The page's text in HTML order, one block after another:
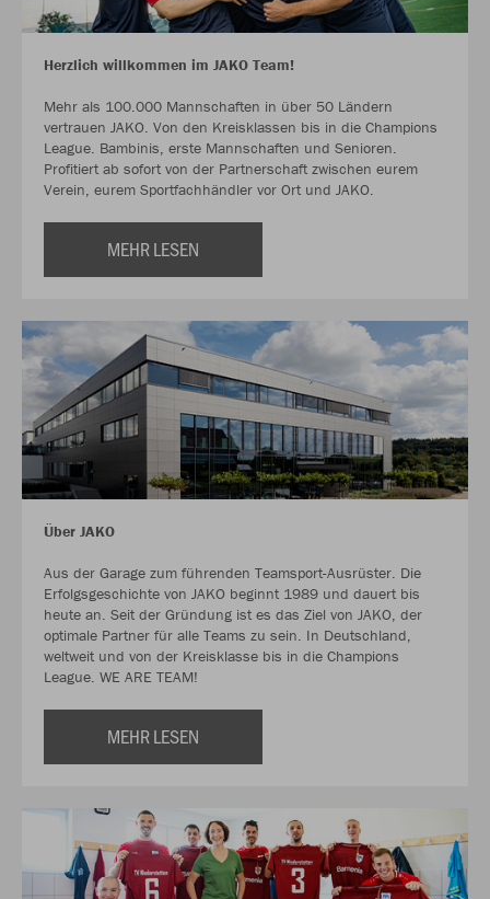
Herzlich willkommen im JAKO Team!
Mehr als 100.000 Mannschaften in über 50 Ländern
vertrauen JAKO. Von den Kreisklassen bis in die Champions
League. Bambinis, erste Mannschaften und Senioren.
Profitiert ab sofort von der Partnerschaft zwischen eurem
Verein, eurem Sportfachhändler vor Ort und JAKO.
MEHR LESEN
Über JAKO
Aus der Garage zum führenden Teamsport-Ausrüster. Die
Erfolgsgeschichte von JAKO beginnt 1989 und dauert bis
heute an. Seit der Gründung ist es das Ziel von JAKO, der
optimale Partner für alle Teams zu sein. In Deutschland,
weltweit und von der Kreisklasse bis in die Champions
League. WE ARE TEAM!
MEHR LESEN